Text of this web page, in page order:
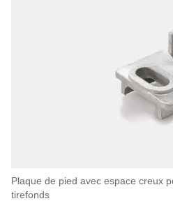
Plaque de pied avec espace creux
tirefonds